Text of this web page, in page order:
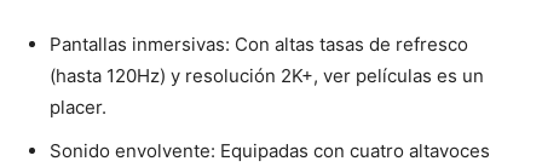
Pantallas inmersivas: Con altas tasas de refresco
(hasta 120Hz) y resolución 2K+, ver películas es un
placer.
Sonido envolvente: Equipadas con cuatro altavoces